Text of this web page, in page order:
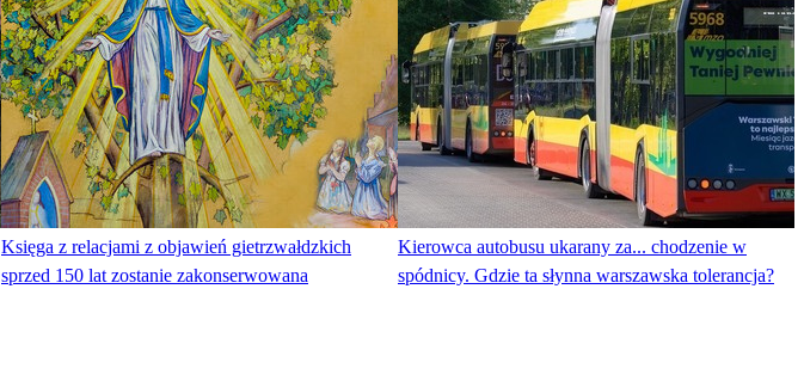
Księga z relacjami z objawień gietrzwałdzkich
sprzed 150 lat zostanie zakonserwowana
Kierowca autobusu ukarany za... chodzenie w
spódnicy. Gdzie ta słynna warszawska tolerancja?